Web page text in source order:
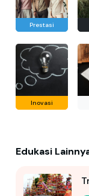
Prestasi
Inovasi
Edukasi